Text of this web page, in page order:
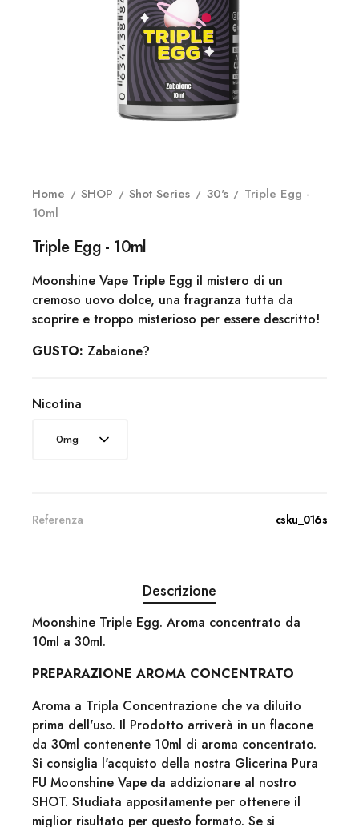
Home SHOP Shot Series 30's
Triple Egg -
10ml
Triple Egg - 10ml
Moonshine Vape Triple Egg il mistero di un
cremoso uovo dolce, una fragranza tutta da
scoprire e troppo misterioso per essere descritto!
GUSTO: Zabaione?
Nicotina
Referenza csku_016s
Descrizione
Moonshine Triple Egg. Aroma concentrato da
10ml a 30ml.
PREPARAZIONE AROMA CONCENTRATO
Aroma a Tripla Concentrazione che va diluito
prima dell'uso. Il Prodotto arriverà in un flacone
da 30ml contenente 10ml di aroma concentrato.
Si consiglia l'acquisto della nostra Glicerina Pura
FU Moonshine Vape da addizionare al nostro
SHOT. Studiata appositamente per ottenere il
miglior risultato per questo formato. Se si